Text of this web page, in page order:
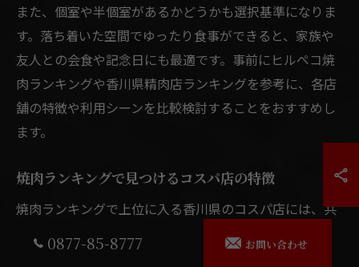
また、個室や半個室があるかどうかも選択基準になりま
す。落ち着いた空間でゆったり食事ができると、家族や
友人との会食や記念日にも最適です。事前にヒルペコ焼
肉ランキングや香川県精肉店ランキングを参考に、各店
舗の特徴や利用シーンを比較検討することをおすすめし
ます。
焼肉ランキングで見つけるコスパ店の特徴
焼肉ランキングで上位に入る香川県のコスパ店には、共
通した特徴が見受けられます。まず、黒毛和牛やオリー
0877-85-8777 お問い合わせ